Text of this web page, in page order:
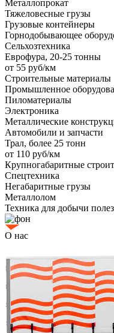
Металлопрокат
Тяжеловесные грузы
Грузовые контейнеры
Горнодобывающее
Сельхозтехника
Еврофура, 20-25 тонны
от 55 руб/км
Строительные материалы
Промышленное
Пиломатериалы
Электроника
Металлические
Автомобили и запчасти
Трал, более 25 тонн
от 110 руб/км
Крупногабаритные
Спецтехника
Негабаритные грузы
Металлолом
Техника для добычи
О нас